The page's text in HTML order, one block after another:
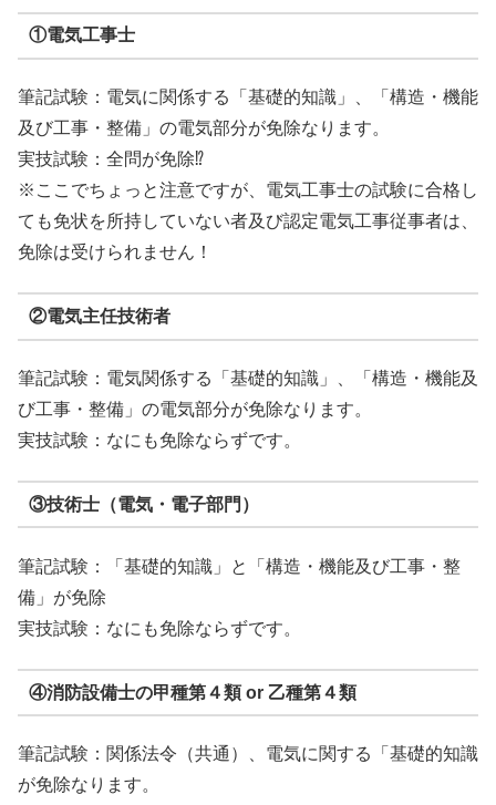
①電気工事士
筆記試験：電気に関係する「基礎的知識」、「構造・機能
及び工事・整備」の電気部分が免除なります。
実技試験：全問が免除⁉
※ここでちょっと注意ですが、電気工事士の試験に合格し
ても免状を所持していない者及び認定電気工事従事者は、
免除は受けられません！
②電気主任技術者
筆記試験：電気関係する「基礎的知識」、「構造・機能及
び工事・整備」の電気部分が免除なります。
実技試験：なにも免除ならずです。
③技術士（電気・電子部門）
筆記試験：「基礎的知識」と「構造・機能及び工事・整
備」が免除
実技試験：なにも免除ならずです。
④消防設備士の甲種第４類 or 乙種第４類
筆記試験：関係法令（共通）、電気に関する「基礎的知識
が免除なります。